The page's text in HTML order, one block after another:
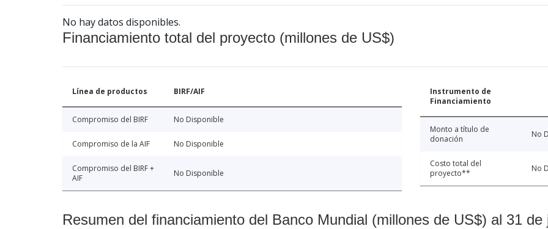
No hay datos disponibles.
Financiamiento total del proyecto (millones de US$)
Línea de productos BIRF/AIF
Compromiso del BIRF No Disponible
Compromiso de la AIF No Disponible
Compromiso del BIRF +
AIF
No Disponible
Instrumento de
Financiamiento
Monto a título de
donación
No
Costo total del
proyecto**
No
Resumen del financiamiento del Banco Mundial (millones de US$) al 31 de